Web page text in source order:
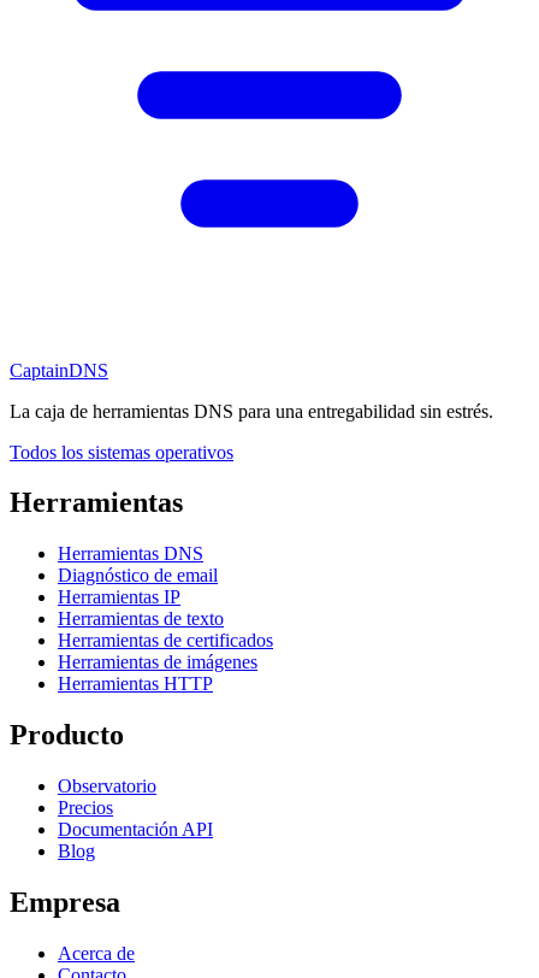
CaptainDNS
La caja de herramientas DNS para una entregabilidad sin estrés.
Todos los sistemas operativos
Herramientas
Herramientas DNS
Diagnóstico de email
Herramientas IP
Herramientas de texto
Herramientas de certificados
Herramientas de imágenes
Herramientas HTTP
Producto
Observatorio
Precios
Documentación API
Blog
Empresa
Acerca de